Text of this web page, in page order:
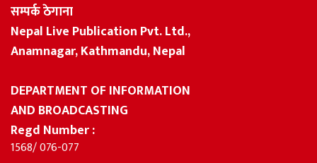
सम्पर्क ठेगाना
Nepal Live Publication Pvt. Ltd.,
Anamnagar, Kathmandu, Nepal
DEPARTMENT OF INFORMATION
AND BROADCASTING
Regd Number :
1568/ 076-077